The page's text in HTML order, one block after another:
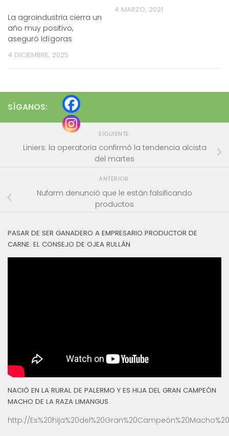
La agroindustria cierra un
año muy positivo,
aseguró Idígoras
4 DICIEMBRE, 2025
4 MARZO, 2021
SÍGANOS:
SIGUIENTE
Liniers: la operatoria confirmó la tendencia alcista
del martes
ANTERIOR
Nufarm denunció que le están falsificando
productos
PASAR DE SER GANADERO A EMPRESARIO PRODUCTOR DE
CARNE: EL CONSEJO DE OJEA RULLÁN
NACIÓ EN LA RURAL DE PALERMO Y ES HIJA DEL GRAN CAMPEÓN
MACHO DE LA RAZA LIMANGUS
http://